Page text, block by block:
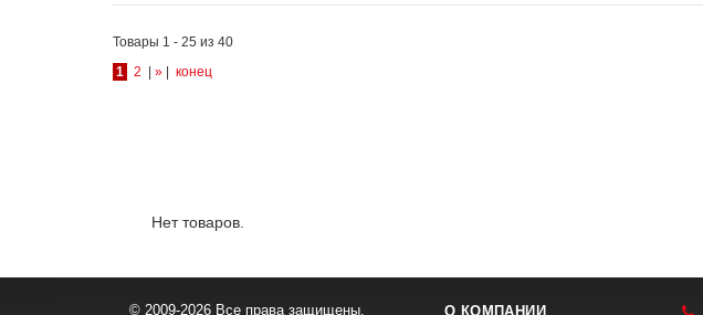
Товары 1 - 25 из 40
1
2 » конец
Нет товаров.
© 2009-2026 Все права защищены. О КОМПАНИИ